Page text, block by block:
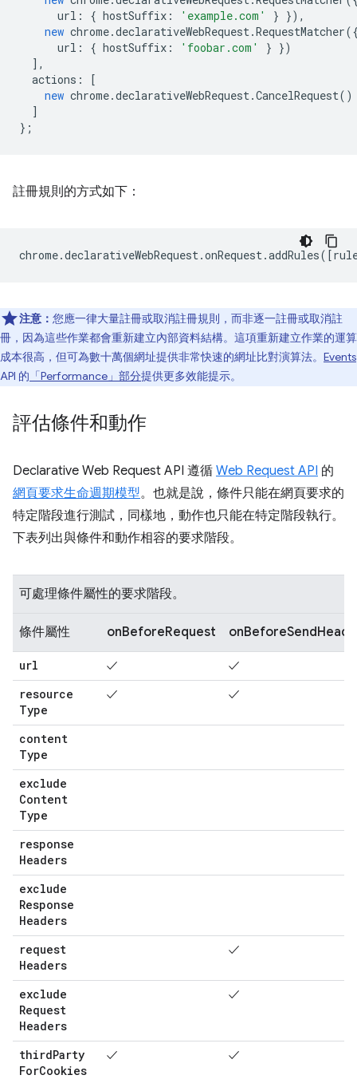
url : { hostSuffix : 'example.com' } }),
new chrome.declarativeWebRequest.RequestMatcher
url : { hostSuffix : 'foobar.com' } })
],
actions :
[
new chrome.declarativeWebRequest.CancelRequest()
]
};
註冊規則的方式如下：
chrome.declarativeWebRequest.onRequest.addRules([
注意： 您應一律大量註冊或取消註冊規則，而非逐一註冊或取消註
冊，因為這些作業都會重新建立內部資料結構。這項重新建立作業的運算
成本很高，但可為數十萬個網址提供非常快速的網址比對演算法。 Events
API 的 「Performance」部分提供更多效能提示。
評估條件和動作
Declarative Web Request API 遵循 Web Request API 的
網頁要求生命週期模型。也就是說，條件只能在網頁要求的
特定階段進行測試，同樣地，動作也只能在特定階段執行。
下表列出與條件和動作相容的要求階段。
可處理條件屬性的要求階段。
條件屬性 onBeforeRequest
url ✓ ✓
resource
Type
✓ ✓
content
Type
exclude
Content
Type
response
Headers
exclude
Response
Headers
request
Headers
✓
exclude
Request
Headers
✓
thirdParty
ForCookies
✓ ✓